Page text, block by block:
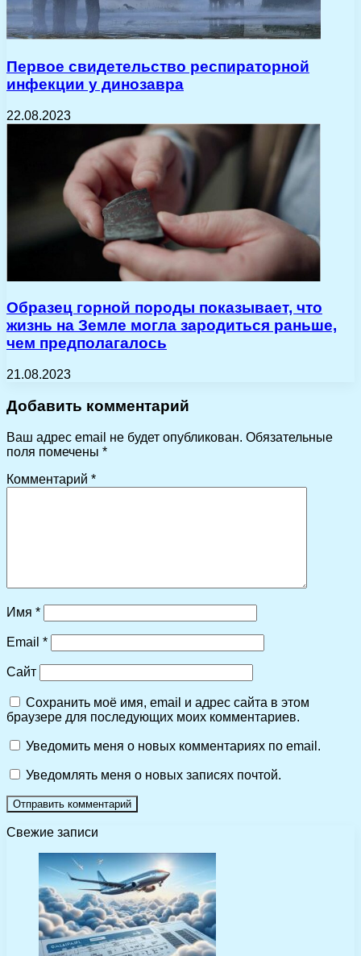
Первое свидетельство респираторной
инфекции у динозавра
22.08.2023
Образец горной породы показывает, что
жизнь на Земле могла зародиться раньше,
чем предполагалось
21.08.2023
Добавить комментарий
Ваш адрес email не будет опубликован. Обязательные
поля помечены *
Комментарий *
Имя *
Email *
Сайт
Сохранить моё имя, email и адрес сайта в этом
браузере для последующих моих комментариев.
Уведомить меня о новых комментариях по email.
Уведомлять меня о новых записях почтой.
Свежие записи